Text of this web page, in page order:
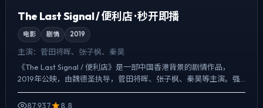
The Last Signal / 便利店 · 秒开即播
电影 剧情 2019
主演： 菅田将晖、张子枫、秦昊
《The Last Signal / 便利店》是一部中国香港背景的剧情作品，
2019年公映，由魏德圣执导，菅田将晖、张子枫、秦昊等主演。强
调群像而非单一英雄，配角线条同样完整，...
87,937
8.8